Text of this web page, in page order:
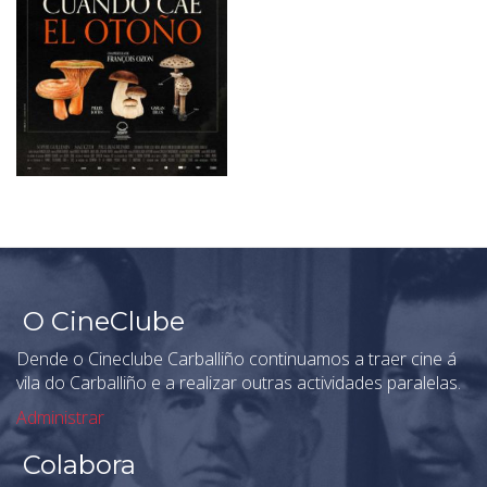
O CineClube
Dende o Cineclube Carballiño continuamos a traer cine á
vila do Carballiño e a realizar outras actividades paralelas.
Administrar
Colabora